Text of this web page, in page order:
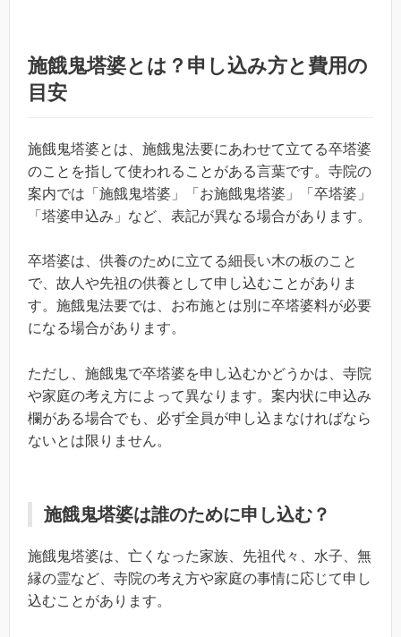
施餓鬼塔婆とは？申し込み方と費用の
目安
施餓鬼塔婆とは、施餓鬼法要にあわせて立てる卒塔婆
のことを指して使われることがある言葉です。寺院の
案内では「施餓鬼塔婆」「お施餓鬼塔婆」「卒塔婆」
「塔婆申込み」など、表記が異なる場合があります。
卒塔婆は、供養のために立てる細長い木の板のこと
で、故人や先祖の供養として申し込むことがありま
す。施餓鬼法要では、お布施とは別に卒塔婆料が必要
になる場合があります。
ただし、施餓鬼で卒塔婆を申し込むかどうかは、寺院
や家庭の考え方によって異なります。案内状に申込み
欄がある場合でも、必ず全員が申し込まなければなら
ないとは限りません。
施餓鬼塔婆は誰のために申し込む？
施餓鬼塔婆は、亡くなった家族、先祖代々、水子、無
縁の霊など、寺院の考え方や家庭の事情に応じて申し
込むことがあります。